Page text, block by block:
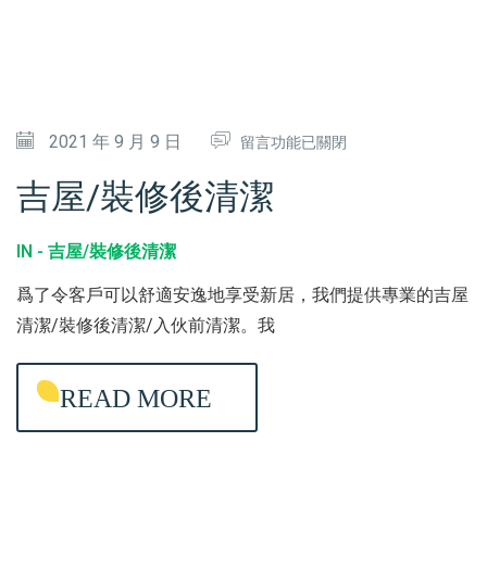
2021 年 9 月 9 日
在
吉
裝
修
後
潔
留言功能已關閉
吉屋/裝修後清潔
IN - 吉屋/裝修後清潔
爲了令客戶可以舒適安逸地享受新居，我們提供專業的吉屋
清潔/裝修後清潔/入伙前清潔。我
READ MORE